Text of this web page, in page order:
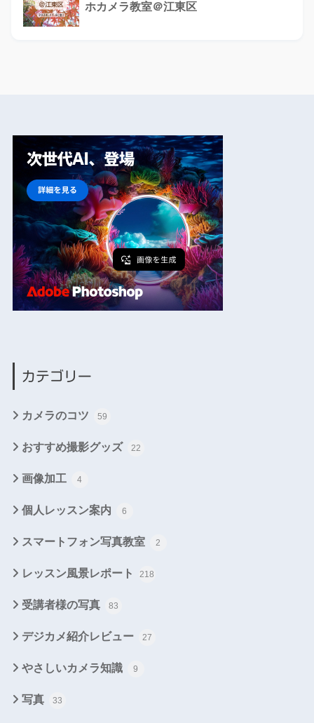
ホカメラ教室＠江東区
カテゴリー
カメラのコツ 59
おすすめ撮影グッズ 22
画像加工 4
個人レッスン案内 6
スマートフォン写真教室 2
レッスン風景レポート 218
受講者様の写真 83
デジカメ紹介レビュー 27
やさしいカメラ知識 9
写真 33